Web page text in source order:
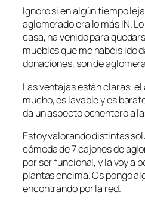
Ignoro si en algún tiempo
aglomerado era lo más IN.
casa, ha venido para
muebles que me habéis ido
donaciones, son de
Las ventajas están claras:
mucho, es lavable y es
da un aspecto ochentero a
Estoy valorando distintas
cómoda de 7 cajones de
por ser funcional, y la voy a
plantas encima. Os pongo
encontrando por la red.